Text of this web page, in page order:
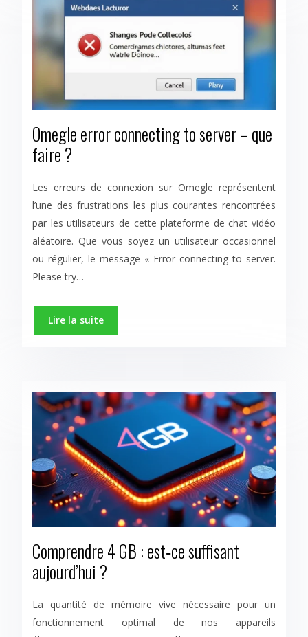
Omegle error connecting to server – que
faire ?
Les erreurs de connexion sur Omegle représentent
l’une des frustrations les plus courantes rencontrées
par les utilisateurs de cette plateforme de chat vidéo
aléatoire. Que vous soyez un utilisateur occasionnel
ou régulier, le message « Error connecting to server.
Please try…
Lire la suite
Comprendre 4 GB : est‑ce suffisant
aujourd’hui ?
La quantité de mémoire vive nécessaire pour un
fonctionnement optimal de nos appareils